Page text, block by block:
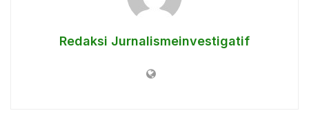
Redaksi Jurnalismeinvestigatif